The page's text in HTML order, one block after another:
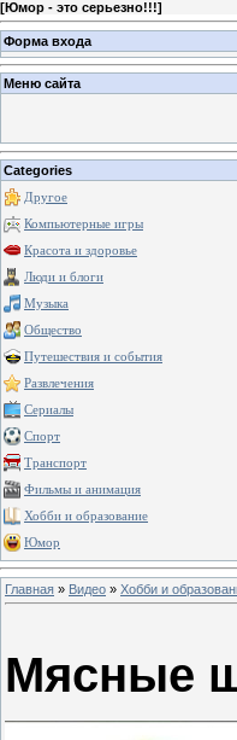
[Юмор - это серьезно!!!]
Форма входа
Меню сайта
Categories
Другое
Компьютерные игры
Красота и здоровье
Люди и блоги
Музыка
Общество
Путешествия и события
Развлечения
Сериалы
Спорт
Транспорт
Фильмы и анимация
Хобби и образование
Юмор
Главная » Видео » Хобби и
Мясные